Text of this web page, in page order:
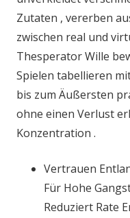
Zutaten , vererben
zwischen real und
Thesperator Wille
Spielen tabellieren
bis zum Äußersten
ohne einen Verlust
Konzentration .
Vertrauen
Für Hohe
Reduziert Rate